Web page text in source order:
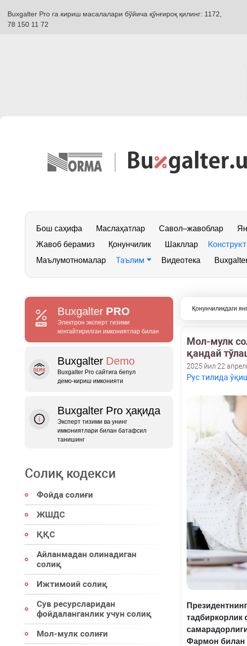
Buxgalter Pro га кириш масалалари бўйича қўнғироқ қилинг: 1172,
78 150 11 72
Бош саҳифа Маслаҳатлар Савол–жавоблар
Жавоб берамиз
Қонунчилик Шакллар
Маълумотномалар Таълим Видеотека
Buxgalter PRO
Электрон эксперт тизими
кенгайтирилган имкониятлар билан
Buxgalter Demo
Buxgalter Pro сайтига бепул
демо‑кириш имконияти
Buxgalter Pro ҳақида
Эксперт тизими ва унинг
имкониятлари билан батафсил
танишинг
Солиқ кодекси
Фойда солиғи
ЖШДС
ҚҚС
Айланмадан олинадиган
солиқ
Ижтимоий солиқ
Сув ресурсларидан
фойдаланганлик учун солиқ
Мол-мулк солиғи
Қонунчиликдаги
Мол-мулк
қандай
2025 йил 22
Рус тилида
Президентнинг
тадбиркорлик
Фармон билан